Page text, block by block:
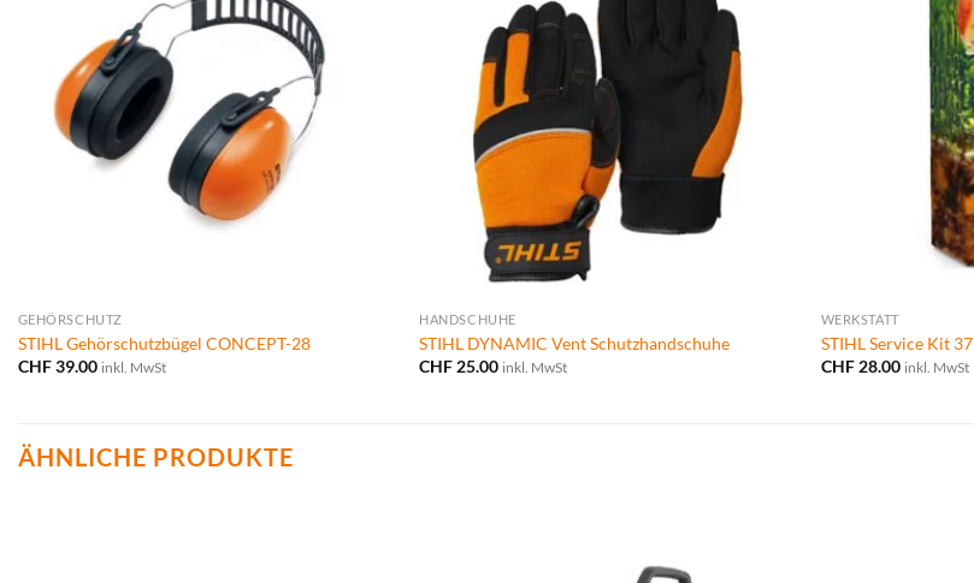
GEHÖRSCHUTZ
STIHL Gehörschutzbügel CONCEPT-28
CHF39.00 inkl. MwSt
HANDSCHUHE
STIHL DYNAMIC Vent Schutzhandschuhe
CHF 25.00 inkl. MwSt
WERKSTATT
STIHL Service Kit 37
CHF28.00 inkl. MwSt
ÄHNLICHE PRODUKTE